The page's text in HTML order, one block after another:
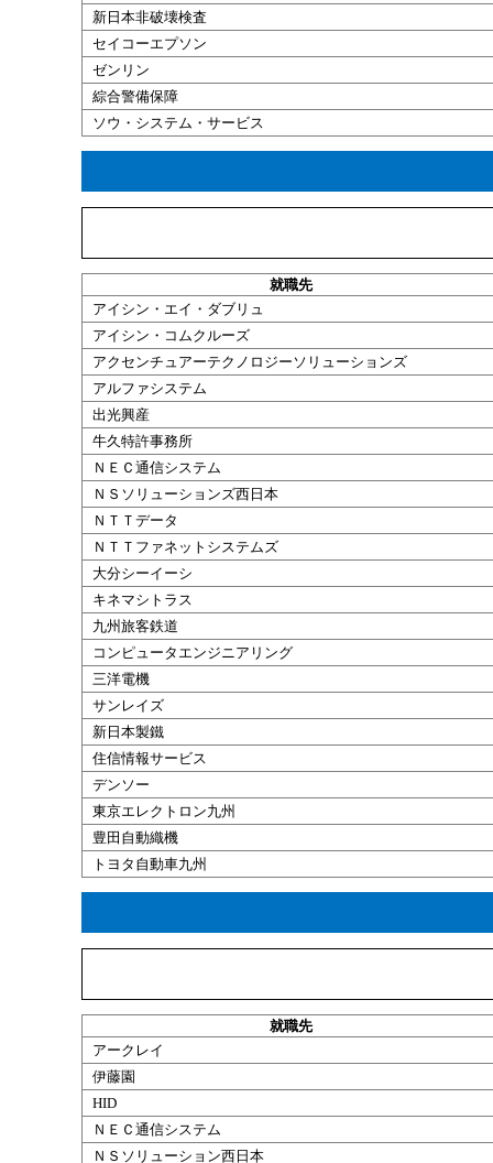
新日本非破壊検査
セイコーエプソン
ゼンリン
綜合警備保障
ソウ・システム・サービス
就職先
アイシン・エイ・ダブリュ
アイシン・コムクルーズ
アクセンチュアーテクノロジーソリューションズ
アルファシステム
出光興産
牛久特許事務所
ＮＥＣ通信システム
ＮＳソリューションズ西日本
ＮＴＴデータ
ＮＴＴファネットシステムズ
大分シーイーシ
キネマシトラス
九州旅客鉄道
コンピュータエンジニアリング
三洋電機
サンレイズ
新日本製鐵
住信情報サービス
デンソー
東京エレクトロン九州
豊田自動織機
トヨタ自動車九州
就職先
アークレイ
伊藤園
HID
ＮＥＣ通信システム
ＮＳソリューション西日本